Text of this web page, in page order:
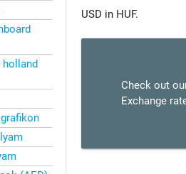
USD in HUF.
Check out
Exchange
holland